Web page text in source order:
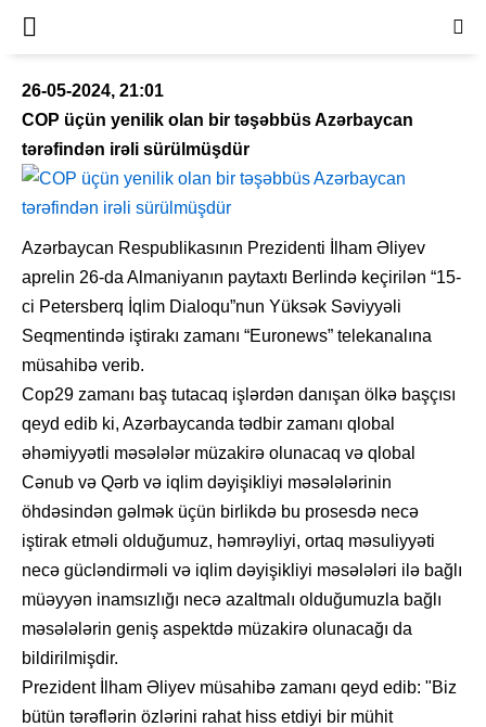
26-05-2024, 21:01
COP üçün yenilik olan bir təşəbbüs Azərbaycan
tərəfindən irəli sürülmüşdür
Azərbaycan Respublikasının Prezidenti İlham Əliyev
aprelin 26-da Almaniyanın paytaxtı Berlində keçirilən “15-
ci Petersberq İqlim Dialoqu”nun Yüksək Səviyyəli
Seqmentində iştirakı zamanı “Euronews” telekanalına
müsahibə verib.
Cop29 zamanı baş tutacaq işlərdən danışan ölkə başçısı
qeyd edib ki, Azərbaycanda tədbir zamanı qlobal
əhəmiyyətli məsələlər müzakirə olunacaq və qlobal
Cənub və Qərb və iqlim dəyişikliyi məsələlərinin
öhdəsindən gəlmək üçün birlikdə bu prosesdə necə
iştirak etməli olduğumuz, həmrəyliyi, ortaq məsuliyyəti
necə gücləndirməli və iqlim dəyişikliyi məsələləri ilə bağlı
müəyyən inamsızlığı necə azaltmalı olduğumuzla bağlı
məsələlərin geniş aspektdə müzakirə olunacağı da
bildirilmişdir.
Prezident İlham Əliyev müsahibə zamanı qeyd edib: "Biz
bütün tərəflərin özlərini rahat hiss etdiyi bir mühit